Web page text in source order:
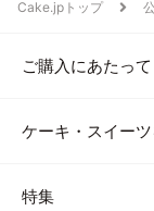
Cake.jpトップ
ご購入にあたって
ケーキ・スイー
特集